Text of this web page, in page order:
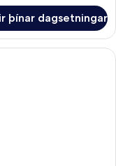
þínar dagsetningar
í herbergi,